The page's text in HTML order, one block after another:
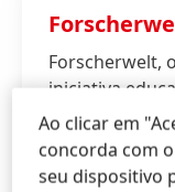
Forscherwelt,
iniciativa
apresentar às
ciência.
Ao clicar em
concorda com
seu dispositivo